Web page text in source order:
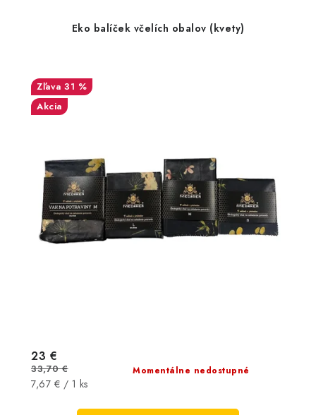
Eko balíček včelích obalov (kvety)
31 %
Akcia
Momentálne nedostupné
23 €
33,70 €
Jednotková
7,67 € / 1 ks